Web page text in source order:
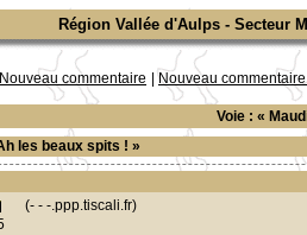
Région Vallée d'Aulps - Secteur
Nouveau commentaire Nouveau
Voie : «
les beaux spits ! »
(- - -.ppp.tiscali.fr)